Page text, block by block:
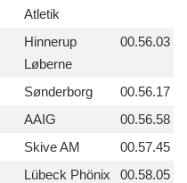
Atletik
Hinnerup
Løberne
00.56.03
Sønderborg
00.56.17
AAIG
00.56.58
Skive AM
00.57.45
Lübeck Phönix
00.58.05